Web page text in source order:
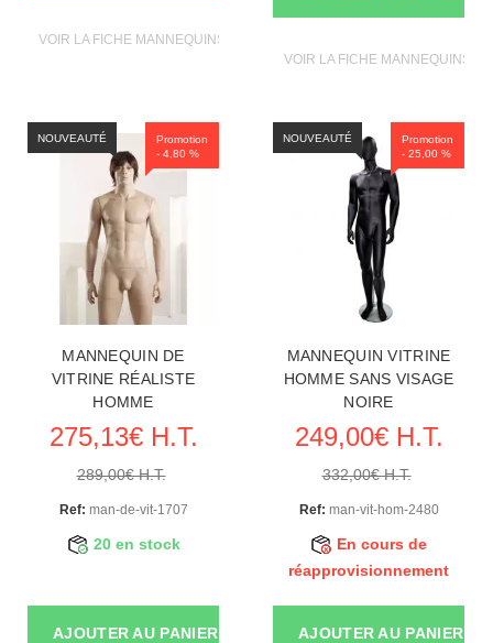
VOIR LA FICHE MANNEQUINS VITRINE
VOIR LA FICHE MANNEQUINS
Promotion
- 4,80 %
NOUVEAUTÉ
MANNEQUIN DE
VITRINE RÉALISTE
HOMME
275,13€ H.T.
289,00€ H.T.
Ref: man-de-vit-1707
20 en stock
AJOUTER AU PANIER
Promotion
- 25,00 %
NOUVEAUTÉ
MANNEQUIN VITRINE
HOMME SANS VISAGE
NOIRE
249,00€ H.T.
332,00€ H.T.
Ref: man-vit-hom-2480
En cours de
réapprovisionnement
AJOUTER AU PANIER